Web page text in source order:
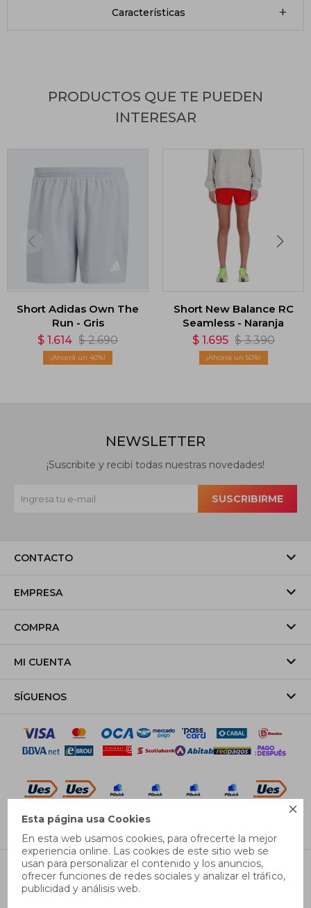

Esta página usa Cookies
En esta web usamos cookies, para ofrecerte la mejor
experiencia online. Las cookies de este sitio web se
usan para personalizar el contenido y los anuncios,
ofrecer funciones de redes sociales y analizar el tráfico,
publicidad y análisis web.
S L XL
GUÍA DE TALLES
Características
PRODUCTOS QUE TE PUEDEN
INTERESAR
Short Adidas Own The
Run - Gris
$ 1.614 $ 2.690
40
Short New Balance RC
Seamless - Naranja
$ 1.695 $ 3.390
50
CONTACTO
EMPRESA
COMPRA
MI CUENTA
SÍGUENOS
NEWSLETTER
¡Suscribite y recibí todas nuestras novedades!
SUSCRIBIRME
© Copyright 2026 / Pricebox